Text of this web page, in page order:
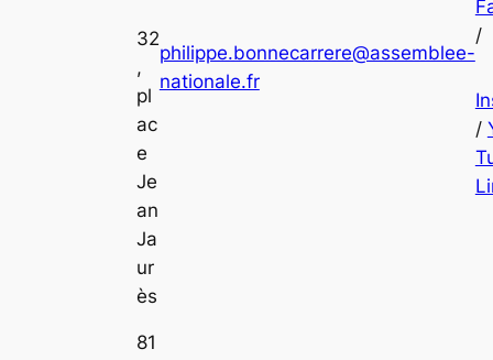
32
,
pl
ac
e
Je
an
Ja
ur
ès
81
philippe.bonnecarrere@assemblee-
nationale.fr
/
/